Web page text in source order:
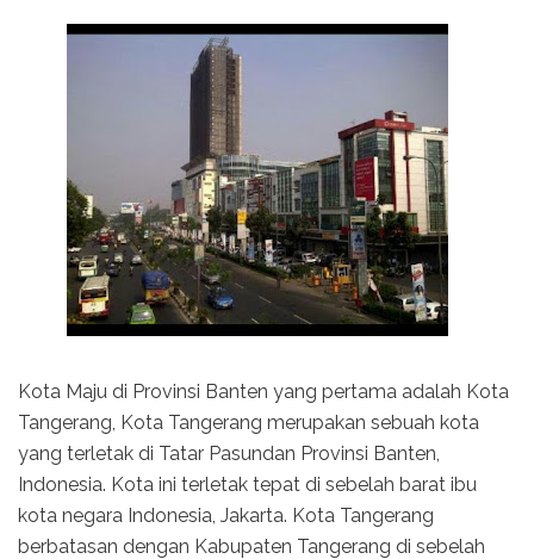
Kota Maju di Provinsi Banten yang pertama adalah Kota
Tangerang, Kota Tangerang merupakan sebuah kota
yang terletak di Tatar Pasundan Provinsi Banten,
Indonesia. Kota ini terletak tepat di sebelah barat ibu
kota negara Indonesia, Jakarta. Kota Tangerang
berbatasan dengan Kabupaten Tangerang di sebelah